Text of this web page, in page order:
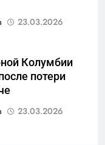
23.03.2026
Колумбии
потери
23.03.2026
Что
стоит за
И ОБЛАСТЬ